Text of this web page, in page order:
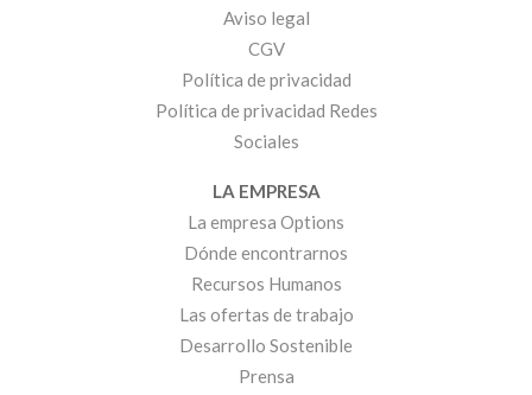
Aviso legal
CGV
Política de privacidad
Política de privacidad Redes
Sociales
LA EMPRESA
La empresa Options
Dónde encontrarnos
Recursos Humanos
Las ofertas de trabajo
Desarrollo Sostenible
Prensa